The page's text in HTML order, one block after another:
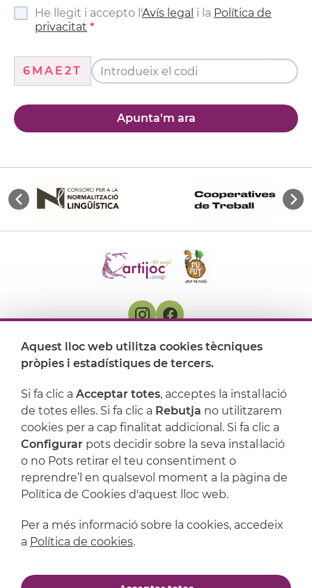
He llegit i accepto l'Avís legal i la Política de
privacitat
6MAE2T
Apunta'm ara
On ens trobem
Suport
Aquest lloc web utilitza cookies tècniques
pròpies i estadístiques de tercers.
Si fa clic a Acceptar totes, acceptes la instal·lació
de totes elles. Si fa clic a Rebutja no utilitzarem
cookies per a cap finalitat addicional. Si fa clic a
Configurar pots decidir sobre la seva instal·lació
o no Pots retirar el teu consentiment o
reprendre’l en qualsevol moment a la pàgina de
Política de Cookies d'aquest lloc web.
Per a més informació sobre la cookies, accedeix
a Política de cookies.